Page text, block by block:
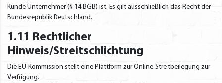
Kunde Unternehmer (§ 14 BGB) ist. Es gilt ausschließlich das Recht der
Bundesrepublik Deutschland.
1.11 Rechtlicher
Hinweis/Streitschlichtung
Die EU-Kommission stellt eine Plattform zur Online-Streitbeilegung zur
Verfügung.